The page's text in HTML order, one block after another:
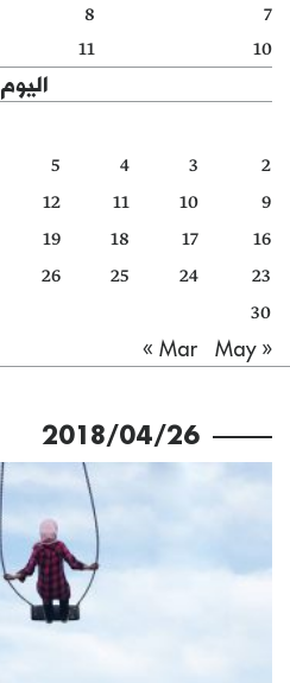
دفاتر
الأرشيف
7
8
10
11
اليوم
2
3
4
5
9
10
11
12
16
17
18
19
23
24
25
26
30
« Mar
May »
2018/04/26